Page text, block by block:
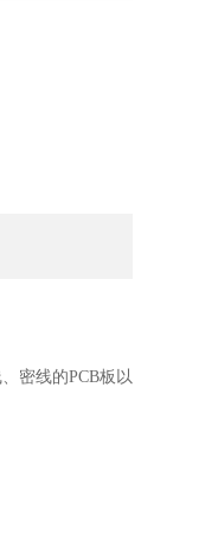
密线的PCB板以